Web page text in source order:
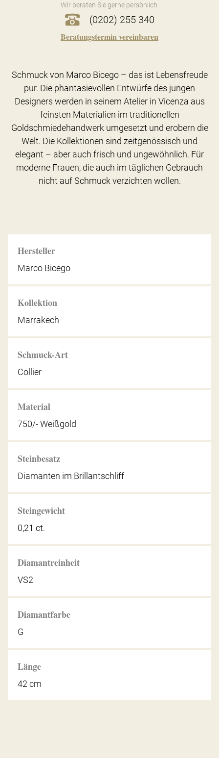
Wir beraten Sie gerne persönlich:
(0202) 255 340
Beratungstermin vereinbaren
Hersteller
Marco Bicego
Kollektion
Marrakech
Schmuck-Art
Collier
Material
750/- Weißgold
Steinbesatz
Diamanten im Brillantschliff
Steingewicht
0,21 ct.
Diamantreinheit
VS2
Diamantfarbe
G
Länge
42 cm
Schmuck von Marco Bicego – das ist Lebensfreude
pur. Die phantasievollen Entwürfe des jungen
Designers werden in seinem Atelier in Vicenza aus
feinsten Materialien im traditionellen
Goldschmiedehandwerk umgesetzt und erobern die
Welt. Die Kollektionen sind zeitgenössisch und
elegant – aber auch frisch und ungewöhnlich. Für
moderne Frauen, die auch im täglichen Gebrauch
nicht auf Schmuck verzichten wollen.